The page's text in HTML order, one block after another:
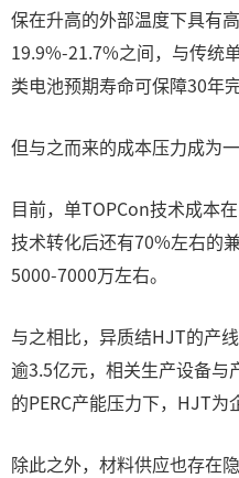
保在升高的外部温度下具有
19.9%-21.7%之间，与传统
类电池预期寿命可保障30年
但与之而来的成本压力成为一
目前，单TOPCon技术成本
技术转化后还有70%左右的
5000-7000万左右。
与之相比，异质结HJT的产
逾3.5亿元，相关生产设备与
的PERC产能压力下，HJT为
除此之外，材料供应也存在隐